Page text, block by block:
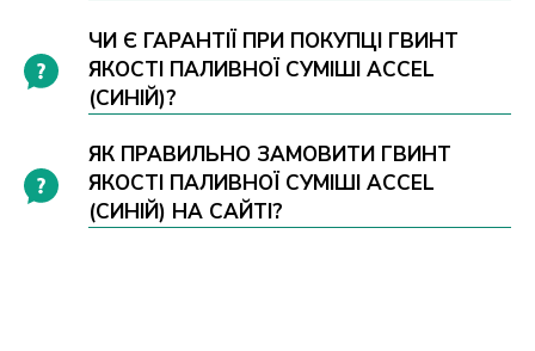
ЧИ Є ГАРАНТІЇ ПРИ ПОКУПЦІ ГВИНТ
ЯКОСТІ ПАЛИВНОЇ СУМІШІ ACCEL
(СИНІЙ)?
ЯК ПРАВИЛЬНО ЗАМОВИТИ ГВИНТ
ЯКОСТІ ПАЛИВНОЇ СУМІШІ ACCEL
(СИНІЙ) НА САЙТІ?